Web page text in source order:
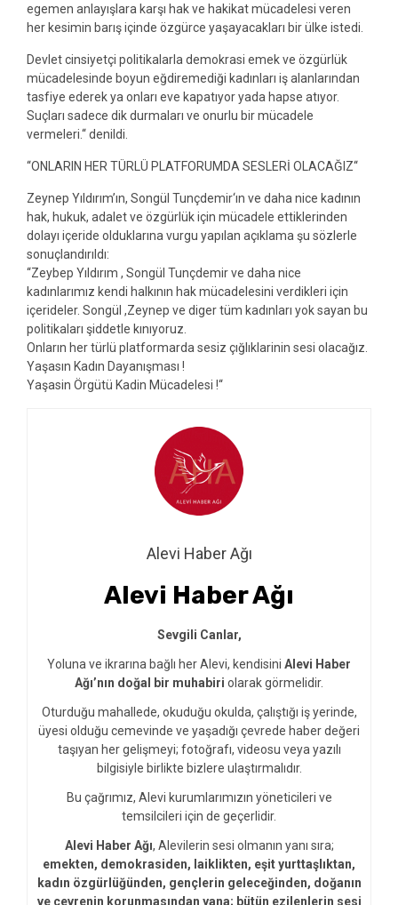
egemen anlayışlara karşı hak ve hakikat mücadelesi veren
her kesimin barış içinde özgürce yaşayacakları bir ülke istedi.
Devlet cinsiyetçi politikalarla demokrasi emek ve özgürlük
mücadelesinde boyun eğdiremediği kadınları iş alanlarından
tasfiye ederek ya onları eve kapatıyor yada hapse atıyor.
Suçları sadece dik durmaları ve onurlu bir mücadele
vermeleri.‘‘ denildi.
‘‘ONLARIN HER TÜRLÜ PLATFORUMDA SESLERİ OLACAĞIZ‘‘
Zeynep Yıldırım’ın, Songül Tunçdemir‘ın ve daha nice kadının
hak, hukuk, adalet ve özgürlük için mücadele ettiklerinden
dolayı içeride olduklarına vurgu yapılan açıklama şu sözlerle
sonuçlandırıldı:
‘‘Zeybep Yıldırım , Songül Tunçdemir ve daha nice
kadınlarımız kendi halkının hak mücadelesini verdikleri için
içerideler. Songül ,Zeynep ve diger tüm kadınları yok sayan bu
politikaları şiddetle kınıyoruz.
Onların her türlü platformarda sesiz çığlıklarinin sesi olacağız.
Yaşasın Kadın Dayanışması !
Yaşasin Örgütü Kadin Mücadelesi !‘‘
Alevi Haber Ağı
Alevi Haber Ağı
Sevgili Canlar,
Yoluna ve ikrarına bağlı her Alevi, kendisini Alevi Haber
Ağı’nın doğal bir muhabiri olarak görmelidir.
Oturduğu mahallede, okuduğu okulda, çalıştığı iş yerinde,
üyesi olduğu cemevinde ve yaşadığı çevrede haber değeri
taşıyan her gelişmeyi; fotoğrafı, videosu veya yazılı
bilgisiyle birlikte bizlere ulaştırmalıdır.
Bu çağrımız, Alevi kurumlarımızın yöneticileri ve
temsilcileri için de geçerlidir.
Alevi Haber Ağı, Alevilerin sesi olmanın yanı sıra;
emekten, demokrasiden, laiklikten, eşit yurttaşlıktan,
kadın özgürlüğünden, gençlerin geleceğinden, doğanın
ve çevrenin korunmasından yana; bütün ezilenlerin sesi